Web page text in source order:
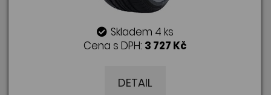
Skladem 4 ks
Cena s DPH: 3 727 Kč
DETAIL